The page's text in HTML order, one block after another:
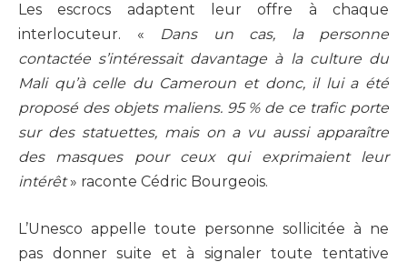
Les escrocs adaptent leur offre à chaque
interlocuteur. «
Dans un cas, la personne
contactée s’intéressait davantage à la culture du
Mali qu’à celle du Cameroun et donc, il lui a été
proposé des objets maliens. 95 % de ce trafic porte
sur des statuettes, mais on a vu aussi apparaître
des masques pour ceux qui exprimaient leur
intérêt» raconte Cédric Bourgeois.
L’Unesco appelle toute personne sollicitée à ne
pas donner suite et à signaler toute tentative